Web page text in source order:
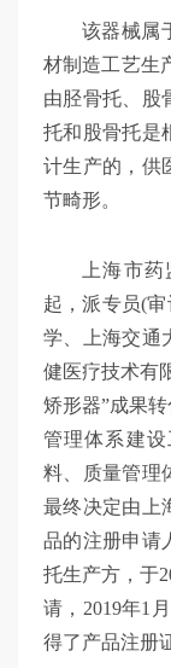
该器械属
材制造工艺生
由胫骨托、股
托和股骨托是
计生产的，供
节畸形。
上海市
起，派专员(
学、上海交通
健医疗技术有
矫形器”成果
管理体系建
料、质量管理
最终决定由上
品的注册申请
托生产方，于
请，2019年1
得了产品注册